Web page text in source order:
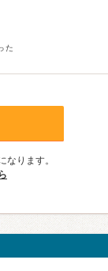
た
なります。